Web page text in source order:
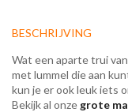
BESCHRIJVING
Wat een aparte trui
met lummel die aan
kun je er ook leuk iets
Bekijk al onze grote